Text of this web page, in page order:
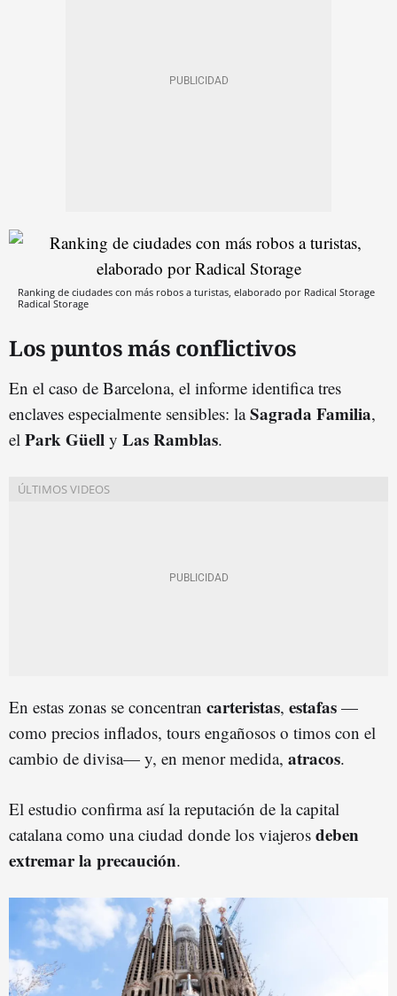
Ranking de ciudades con más robos a turistas, elaborado por Radical Storage
Radical Storage
Los puntos más conflictivos
En el caso de Barcelona, el informe identifica tres
enclaves especialmente sensibles: laSagrada Familia,
el Park Güell y Las Ramblas.
En estas zonas se concentran carteristas, estafas —
como precios inflados, tours engañosos o timos con el
cambio de divisa— y, en menor medida, atracos.
El estudio confirma así la reputación de la capital
catalana como una ciudad donde los viajeros deben
extremar la precaución.